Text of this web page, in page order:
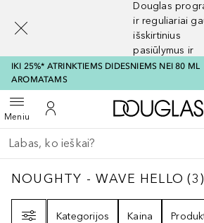
Douglas
ir reguliariai
išskirtinius
pasiūlymus ir
nuolaidas
IKI 25%* ATRINKTIEMS DIDESNIEMS NEI 80 ML
AROMATAMS
MeniuAtidaryti meniuĮ mano paskyrą
Grįžk atgal
Vykdykite paiešką
NOUGHTY - WAVE HELLO3
NOUGHTY - WAVE HELLO (3)
Kategorijos
Kaina
[navigation.slideout.screenreader]